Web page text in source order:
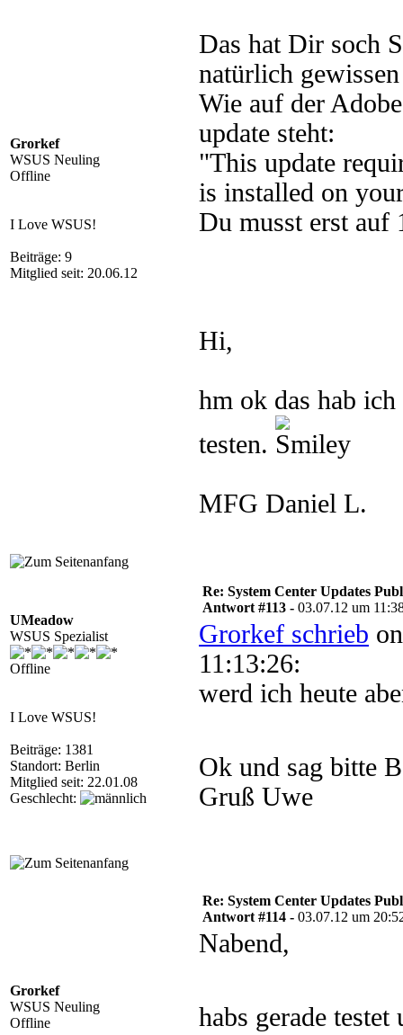
Grorkef
WSUS Neuling
Offline
I Love WSUS!
Beiträge: 9
Mitglied seit: 20.06.12
Das hat Dir soch
natürlich
Wie auf der
update steht:
"This update
is installed on
Du musst erst auf
Hi,
hm ok das hab
testen.
MFG Daniel L.
UMeadow
WSUS Spezialist
Offline
I Love WSUS!
Beiträge: 1381
Standort: Berlin
Mitglied seit: 22.01.08
Geschlecht:
Re: System Center Updates
Antwort #113 - 03.07.12 um
Grorkef schrieb
11:13:26:
werd ich heute
Ok und sag bitte
Gruß Uwe
Grorkef
WSUS Neuling
Offline
Re: System Center Updates
Antwort #114 - 03.07.12 um
Nabend,
habs gerade